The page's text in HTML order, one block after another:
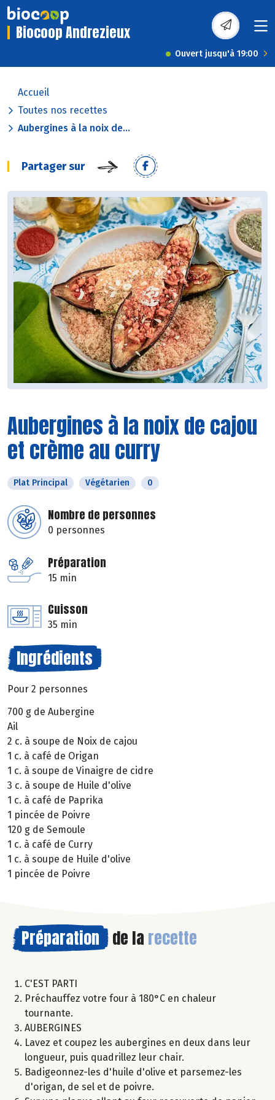
Biocoop Andrezieux
Ouvert jusqu'à 19:00
Accueil
Toutes nos recettes
Aubergines à la noix de...
Partager sur
Aubergines à la noix de cajou
et crème au curry
Plat Principal Végétarien 0
Nombre de personnes
0 personnes
Préparation
15 min
Cuisson
35 min
Ingrédients
Pour 2 personnes
700 g de Aubergine
Ail
2 c. à soupe de Noix de cajou
1 c. à café de Origan
1 c. à soupe de Vinaigre de cidre
3 c. à soupe de Huile d'olive
1 c. à café de Paprika
1 pincée de Poivre
120 g de Semoule
1 c. à café de Curry
1 c. à soupe de Huile d'olive
1 pincée de Poivre
Préparation de la recette
C'EST PARTI
Préchauffez votre four à 180°C en chaleur
tournante.
AUBERGINES
Lavez et coupez les aubergines en deux dans leur
longueur, puis quadrillez leur chair.
Badigeonnez-les d'huile d'olive et parsemez-les
d'origan, de sel et de poivre.